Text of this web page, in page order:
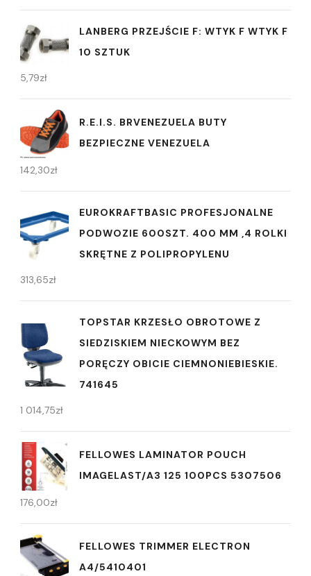
LANBERG PRZEJŚCIE F: WTYK F WTYK F
10 SZTUK
5,79zł
R.E.I.S. BRVENEZUELA BUTY
BEZPIECZNE VENEZUELA
142,30zł
EUROKRAFTBASIC PROFESJONALNE
PODWOZIE 600SZT. 400 MM ,4 ROLKI
SKRĘTNE Z POLIPROPYLENU
313,65zł
TOPSTAR KRZESŁO OBROTOWE Z
SIEDZISKIEM NIECKOWYM BEZ
PORĘCZY OBICIE CIEMNONIEBIESKIE.
741645
1 014,75zł
FELLOWES LAMINATOR POUCH
IMAGELAST/A3 125 100PCS 5307506
176,00zł
FELLOWES TRIMMER ELECTRON
A4/5410401